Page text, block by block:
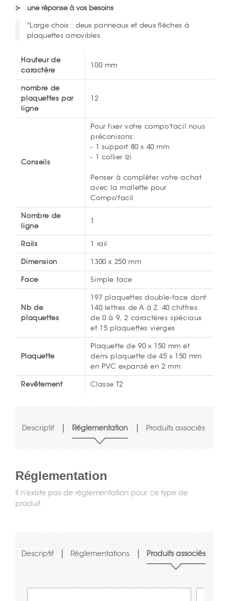
une réponse à vos besoins
"Large choix : deux panneaux et deux flèches à
plaquettes amovibles.
Hauteur de
caractère
100 mm
nombre de
plaquettes par
ligne
12
Conseils
Pour fixer votre compo'facil nous
préconisons:
- 1 support 80 x 40 mm
- 1 collier Izi
Penser à complèter votre achat
avec la mallette pour
Compo'facil
Nombre de
ligne
1
Rails 1 rail
Dimension 1300 x 250 mm
Face Simple face
Nb de
plaquettes
197 plaquettes double-face dont
140 lettres de A à Z, 40 chiffres
de 0 à 9, 2 caractères spéciaux
et 15 plaquettes vierges
Plaquette
Plaquette de 90 x 150 mm et
demi plaquette de 45 x 150 mm
en PVC expansé en 2 mm
Revêtement Classe T2
Descriptif | Réglementation | Produits associés
Réglementation
Il n'existe pas de réglementation pour ce type de
produit.
Descriptif | Réglementations | Produits associés